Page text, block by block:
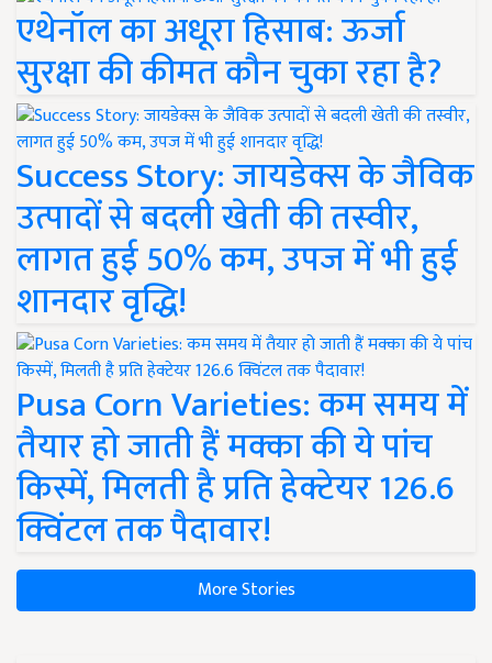
एथेनॉल का अधूरा हिसाब: ऊर्जा
सुरक्षा की कीमत कौन चुका रहा है?
Success Story: जायडेक्स के जैविक
उत्पादों से बदली खेती की तस्वीर,
लागत हुई 50% कम, उपज में भी हुई
शानदार वृद्धि!
Pusa Corn Varieties: कम समय में
तैयार हो जाती हैं मक्का की ये पांच
किस्में, मिलती है प्रति हेक्टेयर 126.6
क्विंटल तक पैदावार!
More Stories